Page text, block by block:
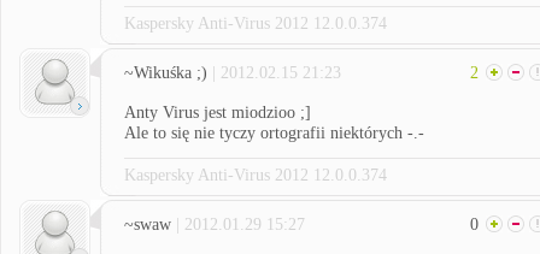
Kaspersky Anti-Virus 2012 12.0.0.374
~Wikuśka ;) | 2012.02.15 21:23 2
Anty Virus jest miodzioo ;]
Ale to się nie tyczy ortografii niektórych -.-
Kaspersky Anti-Virus 2012 12.0.0.374
~swaw | 2012.01.29 15:27 0